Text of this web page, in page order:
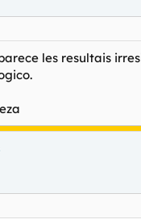
les resultais